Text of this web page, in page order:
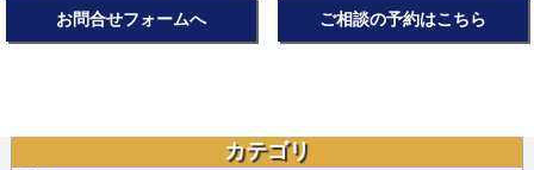
お問合せフォームへ ご相談の予約はこちら
カテゴリ